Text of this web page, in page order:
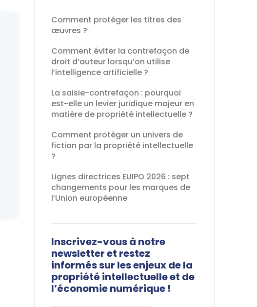
vide
Comment protéger les titres des
œuvres ?
Comment éviter la contrefaçon de
droit d’auteur lorsqu’on utilise
l’intelligence artificielle ?
La saisie-contrefaçon : pourquoi
est-elle un levier juridique majeur en
matière de propriété intellectuelle ?
Comment protéger un univers de
fiction par la propriété intellectuelle
?
Lignes directrices EUIPO 2026 : sept
changements pour les marques de
l’Union européenne
Inscrivez-vous à notre
newsletter et restez
informés sur les enjeux de la
propriété intellectuelle et de
l’économie numérique !